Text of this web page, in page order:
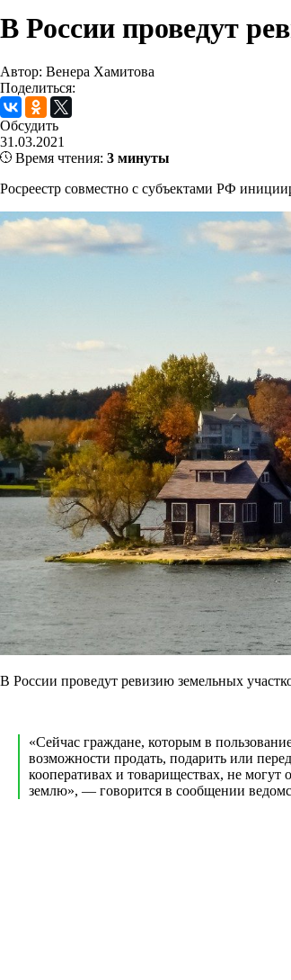
В России проведут
Автор: Венера Хамитова
Поделиться:
Обсудить
31.03.2021
Время чтения: 3 минуты
Росреестр совместно с субъектами РФ
В России проведут ревизию земельных
«Сейчас граждане, которым в
возможности продать, подарить или
кооперативах и товариществах, не
землю», — говорится в сообщении